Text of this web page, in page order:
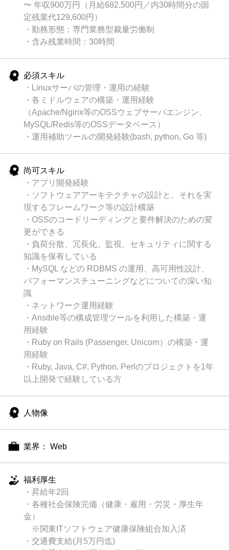
〜 年収900万円（月給682,500円／内30時間分の固
定残業代129,600円）
・勤務形態：専門業務型裁量労働制
・含み残業時間：30時間
必須スキル
・Linuxサーバの管理・運用の経験
・各ミドルウェアの構築・運用経験
（Apache/Nginx等のOSSウェブサーバエンジン、
MySQL/Redis等のOSSデータベース）
・運用補助ツールの開発経験(bash, python, Go 等)
尚可スキル
・アプリ開発経験
・ソフトウェアアーキテクチャの設計と、それを実
現するフレームワーク等の設計構築
・OSSのコードリーディングと要件解決のための変
更ができる
・負荷分散、冗長化、監視、セキュリティに関する
知識を保有している
・MySQL などの RDBMS の運用、高可用性設計、
パフォーマンスチューニングなどについての深い知
識
・ネットワーク運用経験
・Ansible等の構成管理ツールを利用した構築・運
用経験
・Ruby on Rails (Passenger, Unicorn）の構築・運
用経験
・Ruby, Java, C#, Python, Perlのプロジェクトを1年
以上開発で経験している方
人物像
業界： Web
福利厚生
・昇給年2回
・各種社会保険完備（健康・雇用・労災・厚生年
金）
※関東ITソフトウェア健康保険組合加入済
・交通費支給(月5万円迄)